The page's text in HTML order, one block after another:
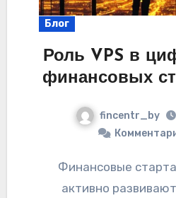
Блог
Роль VPS в
финансовых
fincentr_by
Финансовые стартапы в Беларуси
активно